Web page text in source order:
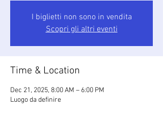
I biglietti non sono in vendita
Scopri gli altri eventi
Time & Location
Dec 21, 2025, 8:00 AM – 6:00 PM
Luogo da definire